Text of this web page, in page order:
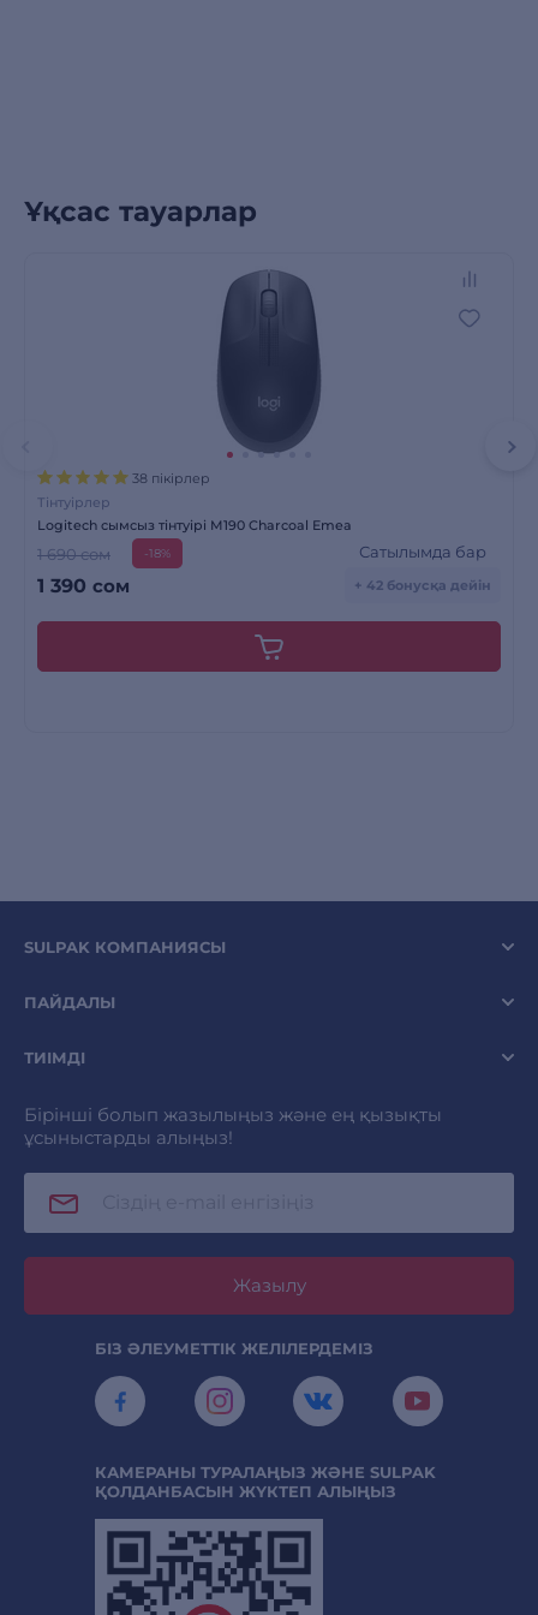
Ұқсас тауарлар
38 пікірлер
Тінтуірлер
Logitech сымсыз тінтуірі M190 Charcoal Emea
1 690 сом -18%
1 390 сом
Сатылымда бар
+ 42 бонусқа дейін
SULPAK КОМПАНИЯСЫ
ПАЙДАЛЫ
ТИІМДІ
Бірінші болып жазылыңыз және ең қызықты
ұсыныстарды алыңыз!
Жазылу
БІЗ ӘЛЕУМЕТТІК ЖЕЛІЛЕРДЕМІЗ
КАМЕРАНЫ ТУРАЛАҢЫЗ ЖӘНЕ SULPAK
ҚОЛДАНБАСЫН ЖҮКТЕП АЛЫҢЫЗ